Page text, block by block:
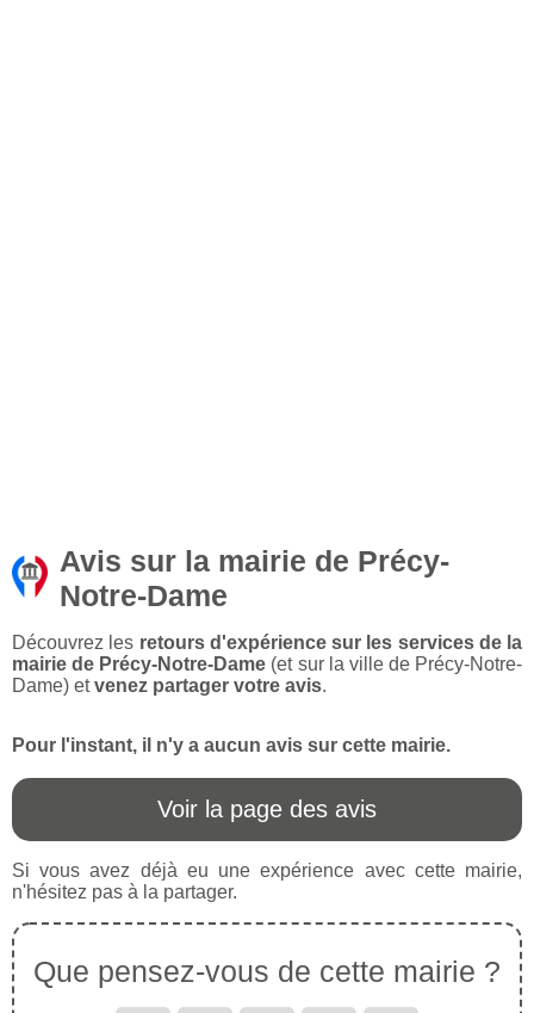
Avis sur la mairie de Précy-
Notre-Dame
Découvrez les retours d'expérience sur les services de la
mairie de Précy-Notre-Dame (et sur la ville de Précy-Notre-
Dame) etvenez partager votre avis.
Pour l'instant, il n'y a aucun avis sur cette mairie.
Voir la page des avis
Si vous avez déjà eu une expérience avec cette mairie,
n'hésitez pas à la partager.
Que pensez-vous de cette mairie ?